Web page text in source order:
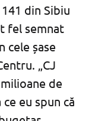
din Sibiu
fel semnat
cele șase
„CJ
de
eu spun că